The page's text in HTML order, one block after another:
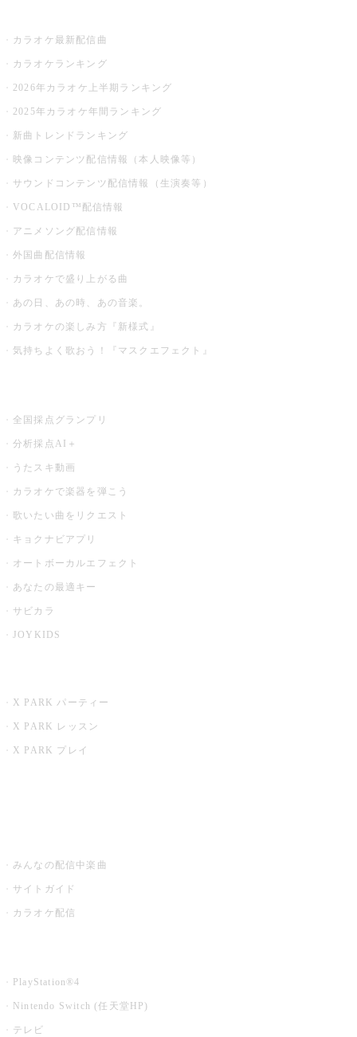
カラオケ最新配信曲
カラオケランキング
2026年カラオケ上半期ランキング
2025年カラオケ年間ランキング
新曲トレンドランキング
映像コンテンツ配信情報（本人映像等）
サウンドコンテンツ配信情報（生演奏等）
VOCALOID™配信情報
アニメソング配信情報
外国曲配信情報
カラオケで盛り上がる曲
あの日、あの時、あの音楽。
カラオケの楽しみ方『新様式』
気持ちよく歌おう！『マスクエフェクト』
全国採点グランプリ
分析採点AI＋
うたスキ動画
カラオケで楽器を弾こう
歌いたい曲をリクエスト
キョクナビアプリ
オートボーカルエフェクト
あなたの最適キー
サビカラ
JOYKIDS
X PARK パーティー
X PARK レッスン
X PARK プレイ
みんなの配信中楽曲
サイトガイド
カラオケ配信
PlayStation®4
Nintendo Switch (任天堂HP)
テレビ